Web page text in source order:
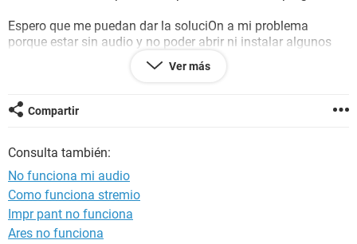
Espero que me puedan dar la soluciOn a mi problema
porque estar sin audio y no poder abrir ni instalar algunos
Ver más
Compartir
Consulta también:
No funciona mi audio
Como funciona stremio
Impr pant no funciona
Ares no funciona